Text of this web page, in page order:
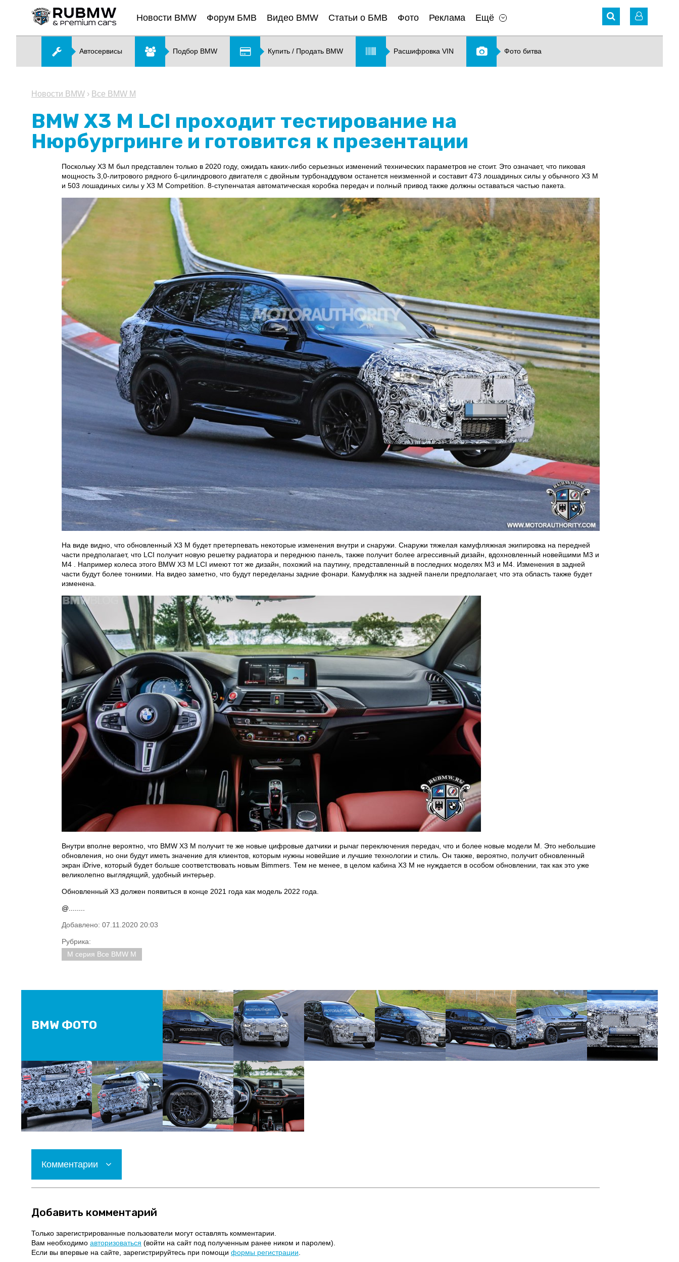
Новости BMW Форум БМВ Видео BMW Статьи о БМВ Фото Реклама Ещё
Автосервисы Подбор BMW Купить / Продать BMW Расшифровка VIN Фото битва
Новости BMW › Все BMW M
BMW X3 M LCI проходит тестирование на
Нюрбургринге и готовится к презентации
Поскольку X3 M был представлен только в 2020 году, ожидать каких-либо серьезных изменений технических параметров не стоит. Это означает, что пиковая
мощность 3,0-литрового рядного 6-цилиндрового двигателя с двойным турбонаддувом останется неизменной и составит 473 лошадиных силы у обычного X3 M
и 503 лошадиных силы у X3 M Competition. 8-ступенчатая автоматическая коробка передач и полный привод также должны оставаться частью пакета.
На виде видно, что обновленный X3 M будет претерпевать некоторые изменения внутри и снаружи. Снаружи тяжелая камуфляжная экипировка на передней
части предполагает, что LCI получит новую решетку радиатора и переднюю панель, также получит более агрессивный дизайн, вдохновленный новейшими M3 и
M4 . Например колеса этого BMW X3 M LCI имеют тот же дизайн, похожий на паутину, представленный в последних моделях M3 и M4. Изменения в задней
части будут более тонкими. На видео заметно, что будут переделаны задние фонари. Камуфляж на задней панели предполагает, что эта область также будет
изменена.
Внутри вполне вероятно, что BMW X3 M получит те же новые цифровые датчики и рычаг переключения передач, что и более новые модели M. Это небольшие
обновления, но они будут иметь значение для клиентов, которым нужны новейшие и лучшие технологии и стиль. Он также, вероятно, получит обновленный
экран iDrive, который будет больше соответствовать новым Bimmers. Тем не менее, в целом кабина X3 M не нуждается в особом обновлении, так как это уже
великолепно выглядящий, удобный интерьер.
Обновленный X3 должен появиться в конце 2021 года как модель 2022 года.
@........
Добавлено: 07.11.2020 20:03
Рубрика:
M серия Все BMW M
BMW ФОТО
Комментарии
Добавить комментарий
Только зарегистрированные пользователи могут оставлять комментарии.
Вам необходимо авторизоваться (войти на сайт под полученным ранее ником и паролем).
Если вы впервые на сайте, зарегистрируйтесь при помощи формы регистрации.